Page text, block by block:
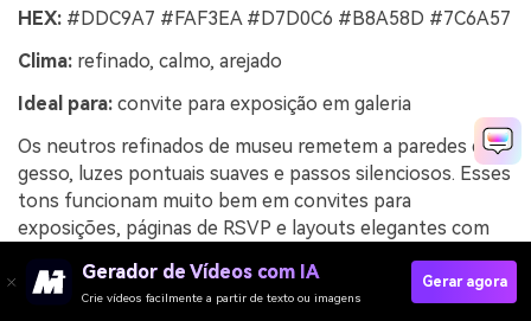
HEX: #DDC9A7 #FAF3EA #D7D0C6 #B8A58D #7C6A57
Clima: refinado, calmo, arejado
Ideal para: convite para exposição em galeria
Os neutros refinados de museu remetem a paredes de
gesso, luzes pontuais suaves e passos silenciosos. Esses
tons funcionam muito bem em convites para
exposições, páginas de RSVP e layouts elegantes com
quente e detalhe em taupe escuro para hierarquia. Dica
de uso: mantenha o fundo no creme mais claro e deixe o
Gerador de Vídeos com IA
Crie vídeos facilmente a partir de texto ou imagens
Gerar agora